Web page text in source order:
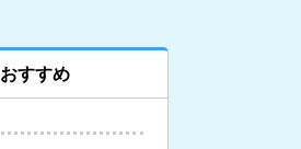
すすめ